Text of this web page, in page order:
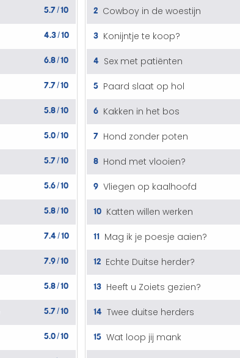
5.7/10
4.3/10
6.8/10
7.7/10
5.8/10
5.0/10
5.7/10
5.6/10
5.8/10
7.4/10
7.9/10
5.8/10
5.7/10
5.0/10
2 Cowboy in de woestijn
3 Konijntje te koop?
4 Sex met patiënten
5 Paard slaat op hol
6 Kakken in het bos
7 Hond zonder poten
8 Hond met vlooien?
9 Vliegen op kaalhoofd
10 Katten willen werken
11 Mag ik je poesje aaien?
12 Echte Duitse herder?
13 Heeft u Zoiets gezien?
14 Twee duitse herders
15 Wat loop jij mank